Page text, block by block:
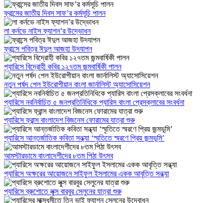
ফ্রান্সের জাতীয় দিবস সাফ’র কর্মসূচি পালন
লা কর্নভে নাইস ফ্যাশন’র উদ্ভোধন
ফ্রান্সে পবিত্র ঈদুল আজহা উদযাপন
প্যারিসে বিদ্রোহী কবির ১২৭তম জন্মবার্ষিকী পালন
নতুন পর্ষদ পেল ইউরোপীয়ান বাংলা জার্নালিস্ট অ্যাসোসিয়েশন
প্যারিসে নবনির্বাচিত ৫ জনপ্রতিনিধিকে প্যারিস বাংলা প্রেসক্লাবের সংবর্ধনা
প্যারিসে ফ্রান্স বাংলাদেশ বিজনেস ফোরামের যাত্রা শুরু
প্যারিসে আন্তর্জাতিক কবিতা সন্ধ্যা ‘স্মৃতিতে স্মরণে প্রিয় জন্মভূমি’
আমস্টারডামে বাংলাদেশীদের ৮তম পিঠা উৎসব
প্যারিসে অক্ষরের আয়োজনে সাইফুল ইসলামের একক আবৃত্তি সন্ধ্যা
প্যারিসে ব্রুশোতে লুক্স বারবুর সেলুনের যাত্রা শুরু